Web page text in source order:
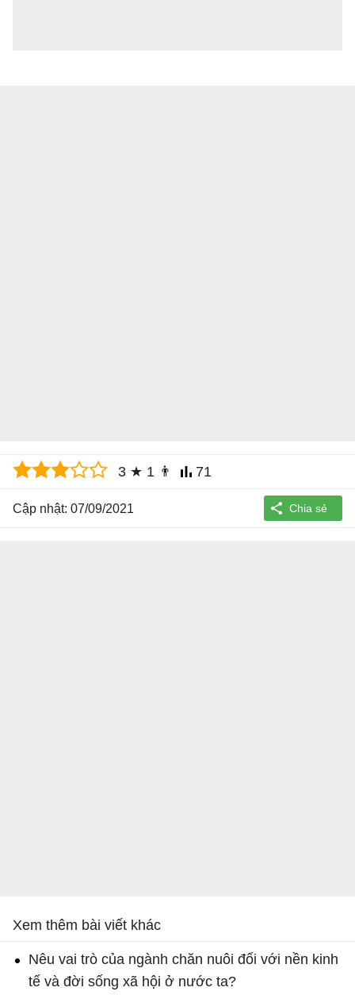
3 ★ 1 👨 71
Cập nhật: 07/09/2021
Xem thêm bài viết khác
Nêu vai trò của ngành chăn nuôi đối với nền kinh
tế và đời sống xã hội ở nước ta?